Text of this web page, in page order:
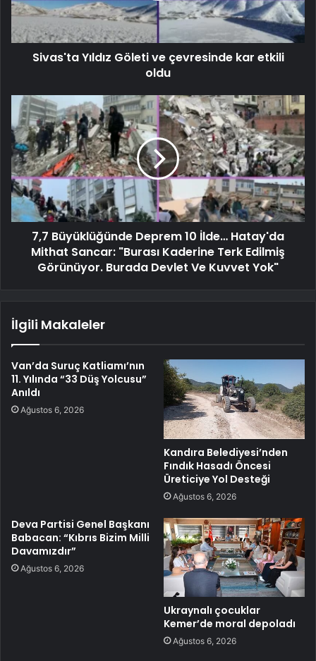
Sivas'ta Yıldız Göleti ve çevresinde kar etkili
oldu
7,7 Büyüklüğünde Deprem 10 İlde… Hatay'da
Mithat Sancar: "Burası Kaderine Terk Edilmiş
Görünüyor. Burada Devlet Ve Kuvvet Yok"
İlgili Makaleler
Van’da Suruç Katliamı’nın
11. Yılında “33 Düş Yolcusu”
Anıldı
Ağustos 6, 2026
Kandıra Belediyesi’nden
Fındık Hasadı Öncesi
Üreticiye Yol Desteği
Ağustos 6, 2026
Deva Partisi Genel Başkanı
Babacan: “Kıbrıs Bizim Milli
Davamızdır”
Ağustos 6, 2026
Ukraynalı çocuklar
Kemer’de moral depoladı
Ağustos 6, 2026